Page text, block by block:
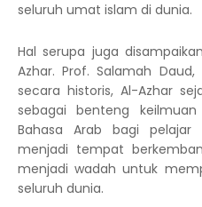
seluruh umat islam di dunia.
Hal serupa juga
Azhar. Prof. Salamah
secara historis, Al-Azhar
sebagai benteng
Bahasa Arab bagi
menjadi tempat
menjadi wadah untuk
seluruh dunia.